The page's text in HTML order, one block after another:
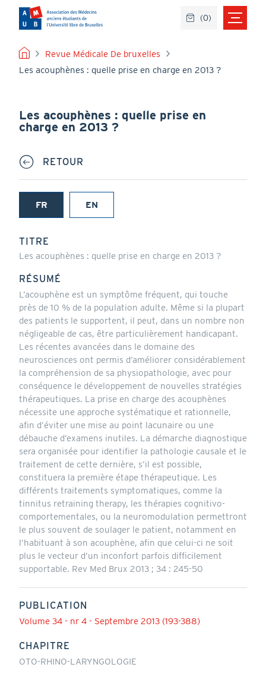
contenu
principal
FIL
D'ARIANE
Revue Médicale De bruxelles
Les acouphènes : quelle prise en charge en 2013 ?
Les acouphènes : quelle prise en
charge en 2013 ?
RETOUR
FR
(onglet
EN
TITRE
Les acouphènes : quelle prise en charge en 2013 ?
RÉSUMÉ
L’acouphène est un symptôme fréquent, qui touche
près de 10 % de la population adulte. Même si la plupart
des patients le supportent, il peut, dans un nombre non
négligeable de cas, être particulièrement handicapant.
Les récentes avancées dans le domaine des
neurosciences ont permis d’améliorer considérablement
la compréhension de sa physiopathologie, avec pour
conséquence le développement de nouvelles stratégies
thérapeutiques. La prise en charge des acouphènes
nécessite une approche systématique et rationnelle,
afin d’éviter une mise au point lacunaire ou une
débauche d’examens inutiles. La démarche diagnostique
sera organisée pour identifier la pathologie causale et le
traitement de cette dernière, s’il est possible,
constituera la première étape thérapeutique. Les
différents traitements symptomatiques, comme la
tinnitus retraining therapy, les thérapies cognitivo-
comportementales, ou la neuromodulation permettront
le plus souvent de soulager le patient, notamment en
l’habituant à son acouphène, afin que celui-ci ne soit
plus le vecteur d’un inconfort parfois difficilement
supportable. Rev Med Brux 2013 ; 34 : 245-50
PUBLICATION
Volume 34 - nr 4 - Septembre 2013 (193-388)
CHAPITRE
OTO-RHINO-LARYNGOLOGIE
(0)